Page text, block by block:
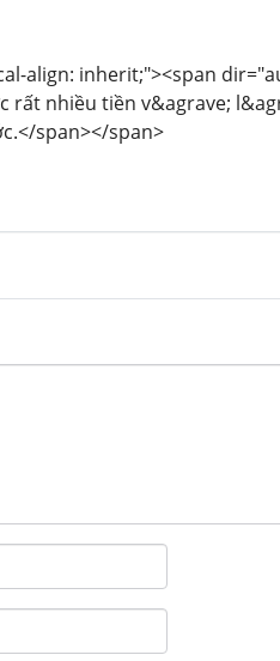
align: inherit;"><span
rất nhiều tiền v&agrave;
span></span>